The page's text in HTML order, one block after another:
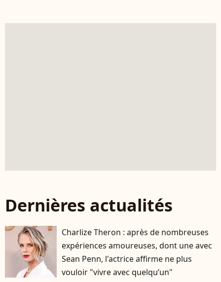
Dernières actualités
Charlize Theron : après de nombreuses
expériences amoureuses, dont une avec
Sean Penn, l'actrice affirme ne plus
vouloir "vivre avec quelqu’un"